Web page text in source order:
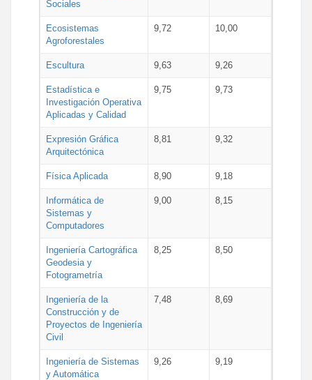
Sociales
Ecosistemas
Agroforestales
9,72 10,00
Escultura 9,63 9,26
Estadística e
Investigación Operativa
Aplicadas y Calidad
9,75 9,73
Expresión Gráfica
Arquitectónica
8,81 9,32
Física Aplicada 8,90 9,18
Informática de
Sistemas y
Computadores
9,00 8,15
Ingeniería Cartográfica
Geodesia y
Fotogrametría
8,25 8,50
Ingeniería de la
Construcción y de
Proyectos de Ingeniería
Civil
7,48 8,69
Ingeniería de Sistemas
y Automática
9,26 9,19